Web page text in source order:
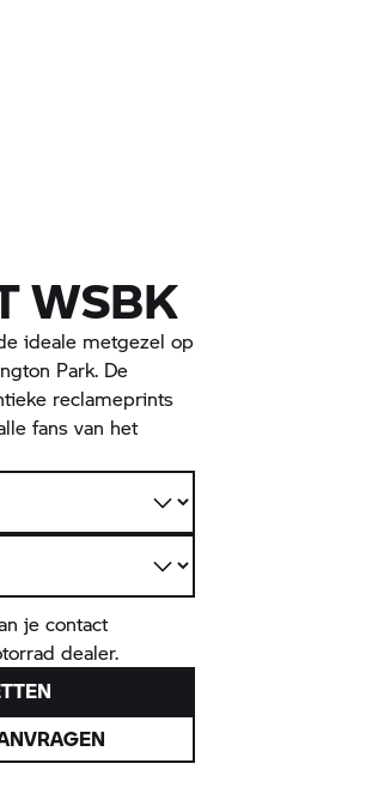
WSBK
ideale metgezel op
Park. De
reclameprints
fans van het
je contact
dealer.